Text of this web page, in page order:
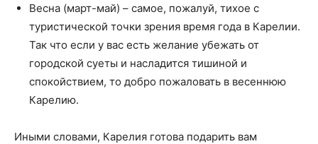
Весна (март-май) – самое, пожалуй, тихое с
туристической точки зрения время года в Карелии.
Так что если у вас есть желание убежать от
городской суеты и насладится тишиной и
спокойствием, то добро пожаловать в весеннюю
Карелию.
Иными словами, Карелия готова подарить вам